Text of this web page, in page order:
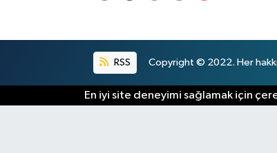
RSS Copyright © 2022. Her hakkı
En iyi site deneyimi sağlamak için